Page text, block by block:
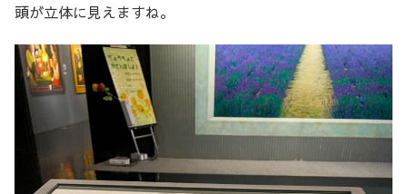
頭が立体に見えますね。